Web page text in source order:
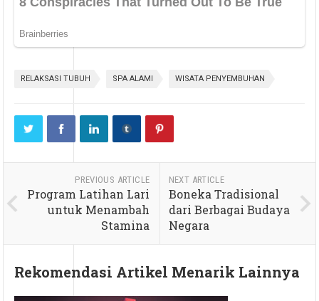
RELAKSASI TUBUH SPA ALAMI WISATA PENYEMBUHAN
PREVIOUS ARTICLE
Program Latihan Lari
untuk Menambah
Stamina
NEXT ARTICLE
Boneka Tradisional
dari Berbagai Budaya
Negara
Rekomendasi Artikel Menarik Lainnya